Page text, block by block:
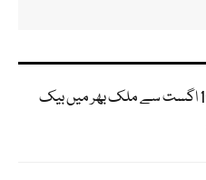
جماعت اسلامی کا 16 اگست سے ملک بھر میں بیک